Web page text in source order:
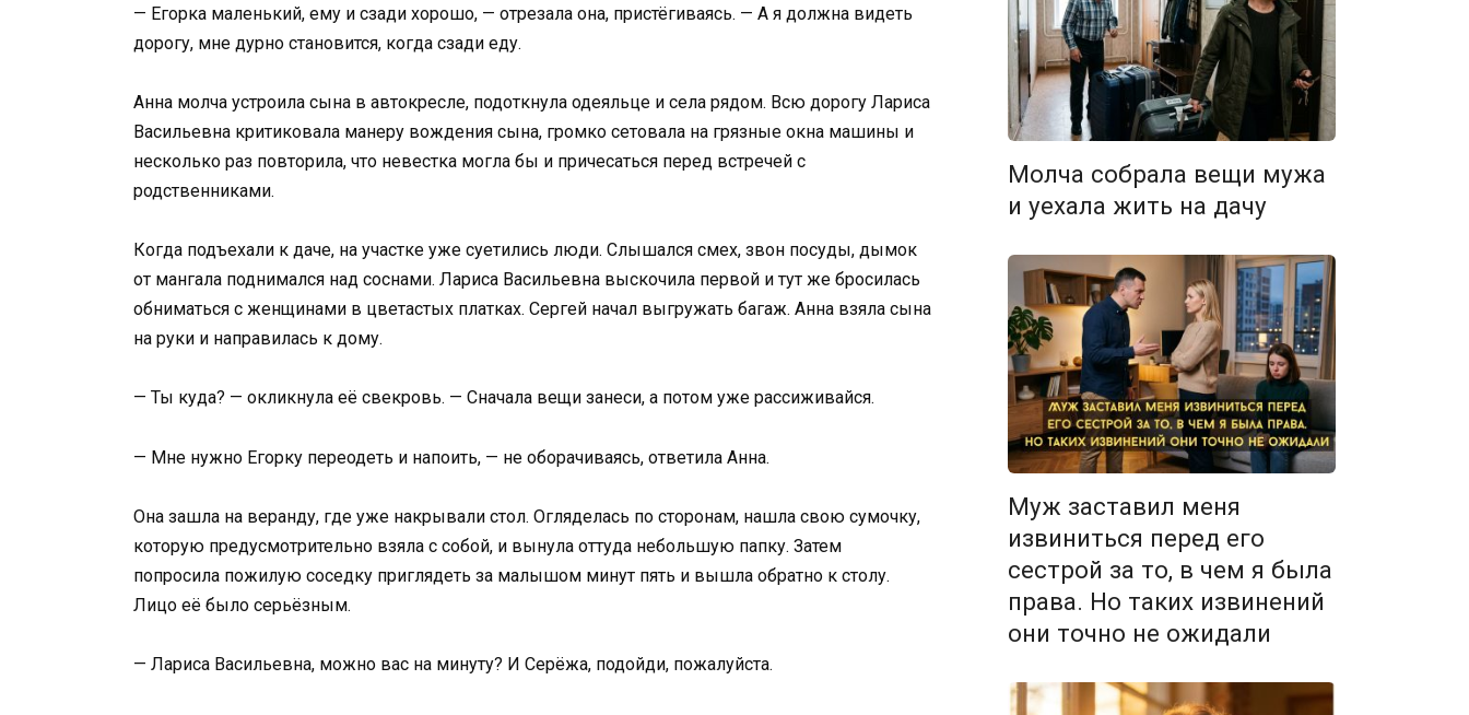
— Егорка маленький, ему и сзади хорошо, — отрезала она, пристёгиваясь. — А я должна видеть
дорогу, мне дурно становится, когда сзади еду.
Анна молча устроила сына в автокресле, подоткнула одеяльце и села рядом. Всю дорогу Лариса
Васильевна критиковала манеру вождения сына, громко сетовала на грязные окна машины и
несколько раз повторила, что невестка могла бы и причесаться перед встречей с
родственниками.
Когда подъехали к даче, на участке уже суетились люди. Слышался смех, звон посуды, дымок
от мангала поднимался над соснами. Лариса Васильевна выскочила первой и тут же бросилась
обниматься с женщинами в цветастых платках. Сергей начал выгружать багаж. Анна взяла сына
на руки и направилась к дому.
— Ты куда? — окликнула её свекровь. — Сначала вещи занеси, а потом уже рассиживайся.
— Мне нужно Егорку переодеть и напоить, — не оборачиваясь, ответила Анна.
Она зашла на веранду, где уже накрывали стол. Огляделась по сторонам, нашла свою сумочку,
которую предусмотрительно взяла с собой, и вынула оттуда небольшую папку. Затем
попросила пожилую соседку приглядеть за малышом минут пять и вышла обратно к столу.
Лицо её было серьёзным.
— Лариса Васильевна, можно вас на минуту? И Серёжа, подойди, пожалуйста.
Молча собрала вещи мужа
и уехала жить на дачу
Муж заставил меня
извиниться перед его
сестрой за то, в чем я была
права. Но таких извинений
они точно не ожидали